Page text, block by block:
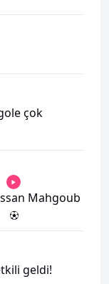
çok
Mahgoub
geldi!